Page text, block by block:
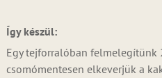
Így készül:
Egy tejforralóban felmelegítünk
csomómentesen elkeverjük a